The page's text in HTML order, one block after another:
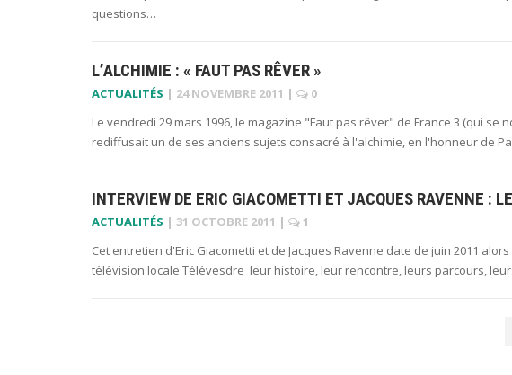
questions…
L’ALCHIMIE : « FAUT PAS RÊVER »
ACTUALITÉS | 24 NOVEMBRE 2011 |
0
Le vendredi 29 mars 1996, le magazine "Faut pas rêver" de France 3 (qui se
rediffusait un de ses anciens sujets consacré à l'alchimie, en l'honneur de
INTERVIEW DE ERIC GIACOMETTI ET JACQUES RAVENNE :
ACTUALITÉS | 31 OCTOBRE 2011 |
1
Cet entretien d'Eric Giacometti et de Jacques Ravenne date de juin 2011
télévision locale Télévesdre leur histoire, leur rencontre, leurs parcours,